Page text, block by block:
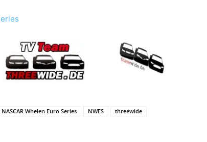
NASCAR Whelen Euro Series NWES
threewide